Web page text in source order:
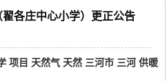
各庄中心小学）更正公告
项目 天然气 天然 三河市 三河 供暖